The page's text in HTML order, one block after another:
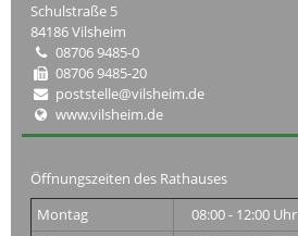
Schulstraße 5
84186 Vilsheim
08706 9485-0
08706 9485-20
poststelle@vilsheim.de
www.vilsheim.de
Öffnungszeiten des Rathauses
Montag
08:00 - 12:00 Uhr